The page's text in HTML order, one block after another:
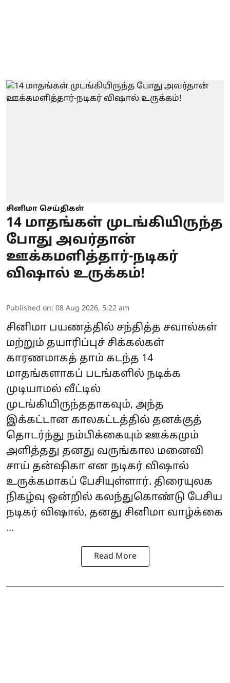
சினிமா செய்திகள்
14 மாதங்கள் முடங்கியிருந்த
போது அவர்தான்
ஊக்கமளித்தார்-நடிகர்
விஷால் உருக்கம்!
Published on: 08 Aug 2026, 5:22 am
சினிமா பயணத்தில் சந்தித்த சவால்கள்
மற்றும் தயாரிப்புச் சிக்கல்கள்
காரணமாகத் தாம் கடந்த 14
மாதங்களாகப் படங்களில் நடிக்க
முடியாமல் வீட்டில்
முடங்கியிருந்ததாகவும், அந்த
இக்கட்டான காலகட்டத்தில் தனக்குத்
தொடர்ந்து நம்பிக்கையும் ஊக்கமும்
அளித்தது தனது வருங்கால மனைவி
சாய் தன்ஷிகா என நடிகர் விஷால்
உருக்கமாகப் பேசியுள்ளார். திரையுலக
நிகழ்வு ஒன்றில் கலந்துகொண்டு பேசிய
நடிகர் விஷால், தனது சினிமா வாழ்க்கை
...
Read More